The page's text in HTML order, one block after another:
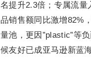
名提升2.3倍；专属流量
品销售额同比激增82%
量池，更因”plastic”等
候友好已成亚马逊新蓝